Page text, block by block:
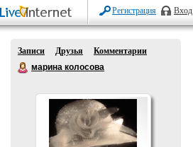
Регистрация Вход
Записи Друзья
Комментарии
марина колосова